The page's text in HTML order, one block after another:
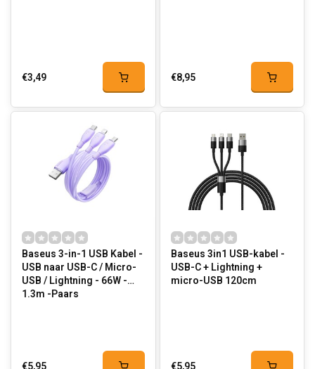
€3,49 €8,95
Baseus 3-in-1 USB Kabel -
USB naar USB-C / Micro-
USB / Lightning - 66W -
1.3m -Paars
Baseus 3in1 USB-kabel -
USB-C + Lightning +
micro-USB 120cm